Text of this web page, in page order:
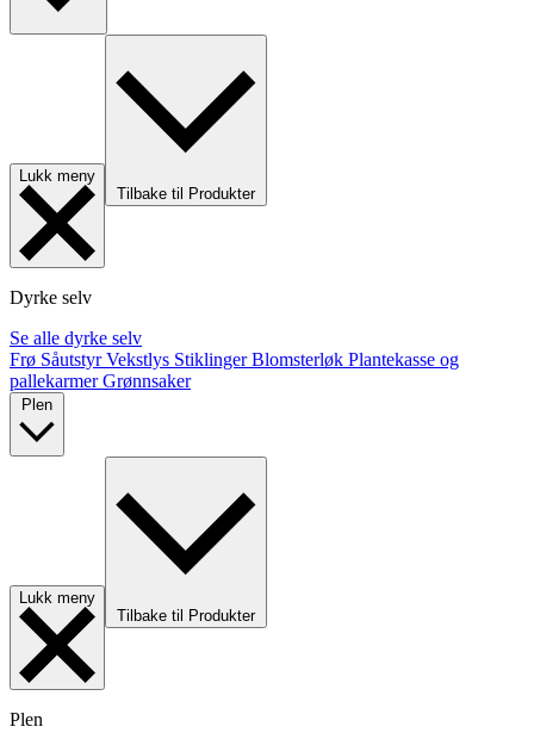
Lukk meny
Tilbake til Produkter
Dyrke selv
Se alle dyrke selv
Frø SåutstyrVekstlys StiklingerBlomsterløk Plantekasse og
pallekarmerGrønnsaker
Lukk meny
Tilbake til Produkter
Plen